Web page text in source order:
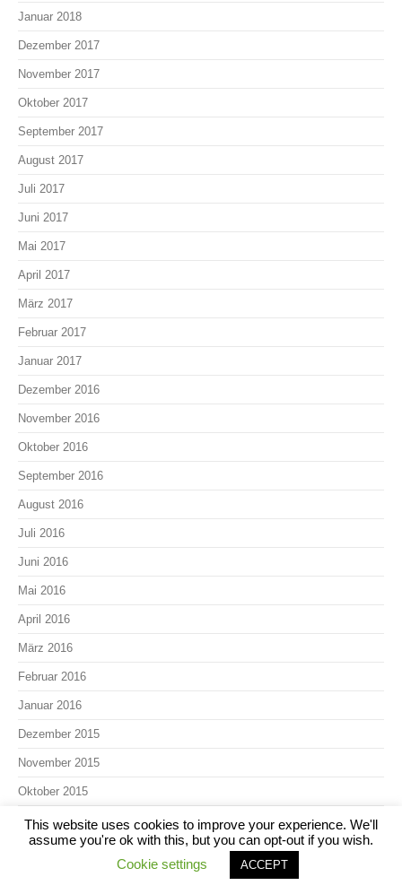
Januar 2018
Dezember 2017
November 2017
Oktober 2017
September 2017
August 2017
Juli 2017
Juni 2017
Mai 2017
April 2017
März 2017
Februar 2017
Januar 2017
Dezember 2016
November 2016
Oktober 2016
September 2016
August 2016
Juli 2016
Juni 2016
Mai 2016
April 2016
März 2016
Februar 2016
Januar 2016
Dezember 2015
November 2015
Oktober 2015
September 2015
August 2015
This website uses cookies to improve your experience. We'll
assume you're ok with this, but you can opt-out if you wish.
Cookie settings
ACCEPT